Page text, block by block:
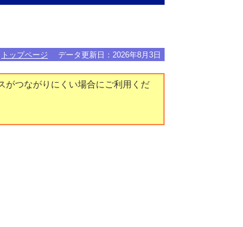
トップページ データ更新日： 2026年8月3日
がつながりにくい場合にご利用くだ